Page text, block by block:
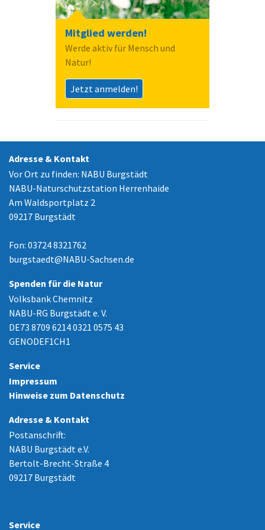
Mitglied werden!
Werde aktiv für Mensch und
Natur!
Jetzt anmelden!
Adresse & Kontakt
Vor Ort zu finden: NABU Burgstädt
NABU-Naturschutzstation Herrenhaide
Am Waldsportplatz 2
09217 Burgstädt
Fon: 03724 8321762
burgstaedt@NABU-Sachsen.de
Spenden für die Natur
Volksbank Chemnitz
NABU-RG Burgstädt e. V.
DE73 8709 6214 0321 0575 43
GENODEF1CH1
Service
Impressum
Hinweise zum Datenschutz
Adresse & Kontakt
Postanschrift:
NABU Burgstädt e.V.
Bertolt-Brecht-Straße 4
09217 Burgstädt
Service